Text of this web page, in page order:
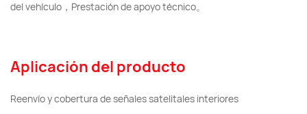
del vehículo，Prestación de apoyo técnico。
Aplicación del producto
Reenvío y cobertura de señales satelitales interiores